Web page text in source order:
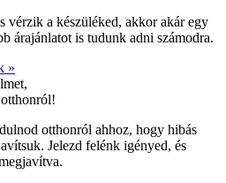
vérzik a készüléked, akkor akár egy
árajánlatot is tudunk adni számodra.
»
otthonról ahhoz, hogy hibás
Jelezd felénk igényed, és